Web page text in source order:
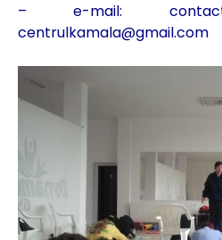
– e-mail:
centrulkamala@gmail.com